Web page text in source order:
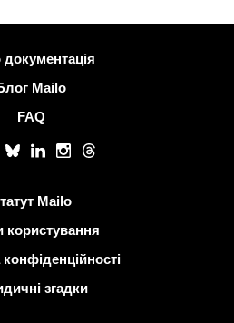
документація
Mailo
FAQ
BlueskyLinkedInInstagram
Threads
Mailo
користування
згадки